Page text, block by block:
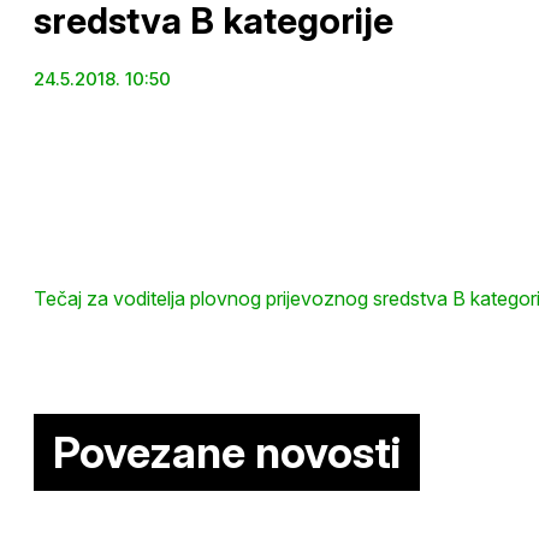
sredstva B kategorije
24.5.2018. 10:50
Tečaj za voditelja plovnog prijevoznog sredstva B
Povezane novosti